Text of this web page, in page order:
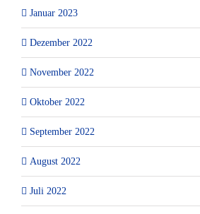
Januar 2023
Dezember 2022
November 2022
Oktober 2022
September 2022
August 2022
Juli 2022